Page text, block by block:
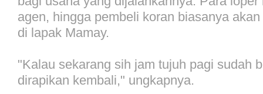
agen, hingga pembeli koran biasanya
di lapak Mamay.
"Kalau sekarang sih jam tujuh pagi sudah
dirapikan kembali," ungkapnya.